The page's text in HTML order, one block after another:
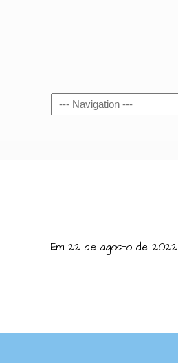
Navigation
Em 22 de agosto de 2022